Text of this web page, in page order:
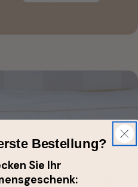
Bestellung?
Sie Ihr